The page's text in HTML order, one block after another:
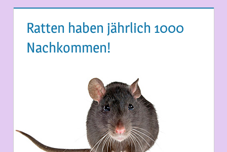
Ratten haben jährlich 1000
Nachkommen!